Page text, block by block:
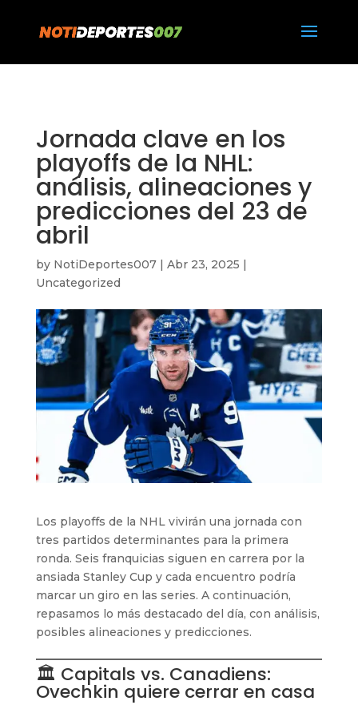
Jornada clave en los
playoffs de la NHL:
análisis, alineaciones y
predicciones del 23 de
abril
by NotiDeportes007| Abr 23, 2025 |
Uncategorized
Los playoffs de la NHL vivirán una jornada con
tres partidos determinantes para la primera
ronda. Seis franquicias siguen en carrera por la
ansiada Stanley Cup y cada encuentro podría
marcar un giro en las series. A continuación,
repasamos lo más destacado del día, con análisis,
posibles alineaciones y predicciones.
🏛 Capitals vs. Canadiens:
Ovechkin quiere cerrar en casa